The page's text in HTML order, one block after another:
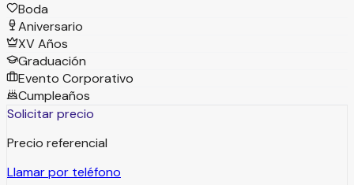
Boda
Aniversario
XV Años
Graduación
Evento Corporativo
Cumpleaños
Solicitar precio
Precio referencial
Llamar por teléfono